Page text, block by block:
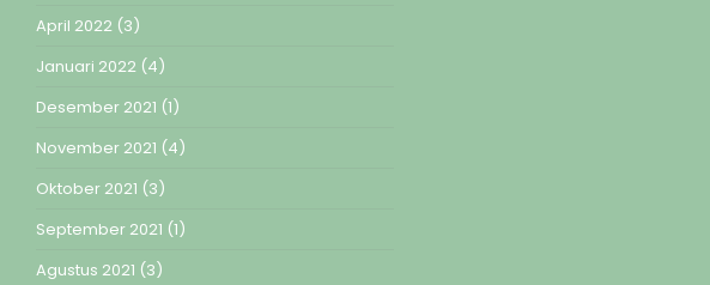
April 2022 (3)
Januari 2022 (4)
Desember 2021 (1)
November 2021 (4)
Oktober 2021 (3)
September 2021 (1)
Agustus 2021 (3)